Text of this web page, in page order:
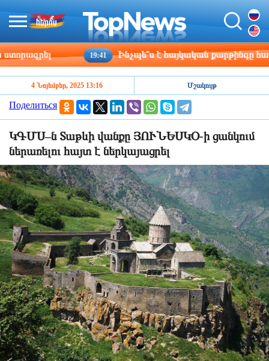
19:41 Ինչպե՞ս է հայկական քարթինգը
4 Նոյեմբեր, 2025 13:16 Մշակույթ
Поделиться
ԿԳՄՍ–ն Տաթևի վանքը ՅՈՒՆԵՍԿՕ-ի ցանկում
ներառելու հայտ է ներկայացրել